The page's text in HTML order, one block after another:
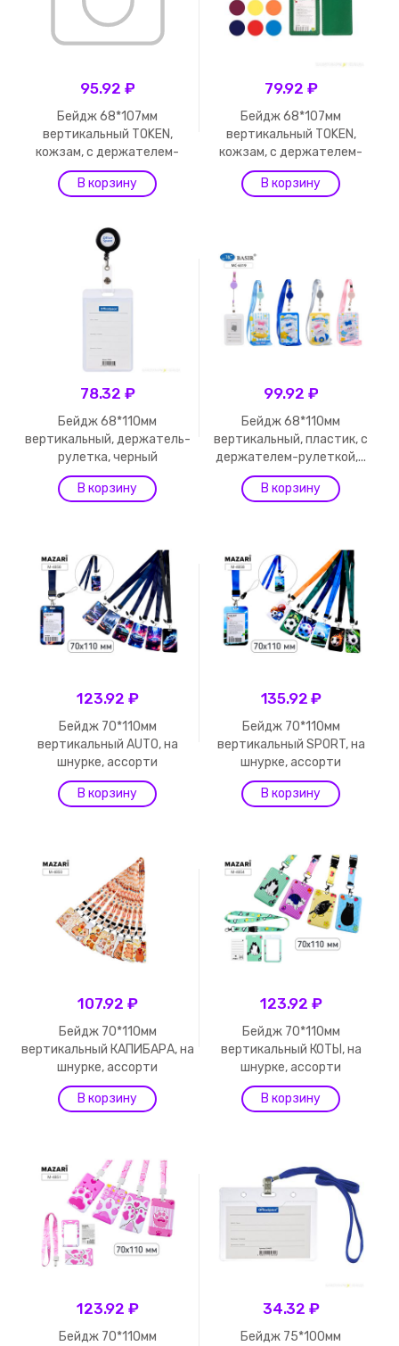
95.92 ₽
Бейдж 68*107мм
вертикальный TOKEN,
кожзам, с держателем-
руле...
79.92 ₽
Бейдж 68*107мм
вертикальный TOKEN,
кожзам, с держателем-
руле...
78.32 ₽
Бейдж 68*110мм
вертикальный, держатель-
рулетка, черный
99.92 ₽
Бейдж 68*110мм
вертикальный, пластик, с
держателем-рулеткой,...
123.92 ₽
Бейдж 70*110мм
вертикальный AUTO, на
шнурке, ассорти
135.92 ₽
Бейдж 70*110мм
вертикальный SPORT, на
шнурке, ассорти
107.92 ₽
Бейдж 70*110мм
вертикальный КАПИБАРА, на
шнурке, ассорти
123.92 ₽
Бейдж 70*110мм
вертикальный КОТЫ, на
шнурке, ассорти
123.92 ₽
Бейдж 70*110мм
34.32 ₽
Бейдж 75*100мм